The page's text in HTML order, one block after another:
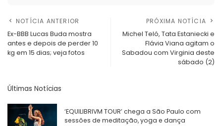
NOTÍCIA ANTERIOR
Ex-BBB Lucas Buda mostra
antes e depois de perder 10
kg em 15 dias; veja fotos
PRÓXIMA NOTÍCIA
Michel Teló, Tata Estaniecki e
Flávia Viana agitam o
Sabadou com Virginia deste
sábado (2)
Últimas Notícias
‘EQUILIBRIVM TOUR’ chega a São Paulo com
sessões de meditação, yoga e dança